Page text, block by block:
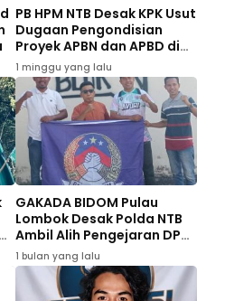
PB HPM NTB Desak KPK Usut
Dugaan Pengondisian
Proyek APBN dan APBD di
Dompu
1 minggu yang lalu
GAKADA BIDOM Pulau
Lombok Desak Polda NTB
Ambil Alih Pengejaran DPO
Kasus Dugaan Peredaran
535 Gram Sabu di Bima
1 bulan yang lalu